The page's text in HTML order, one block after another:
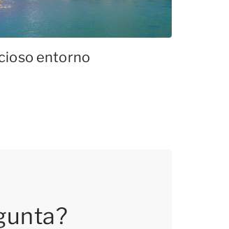
entorno